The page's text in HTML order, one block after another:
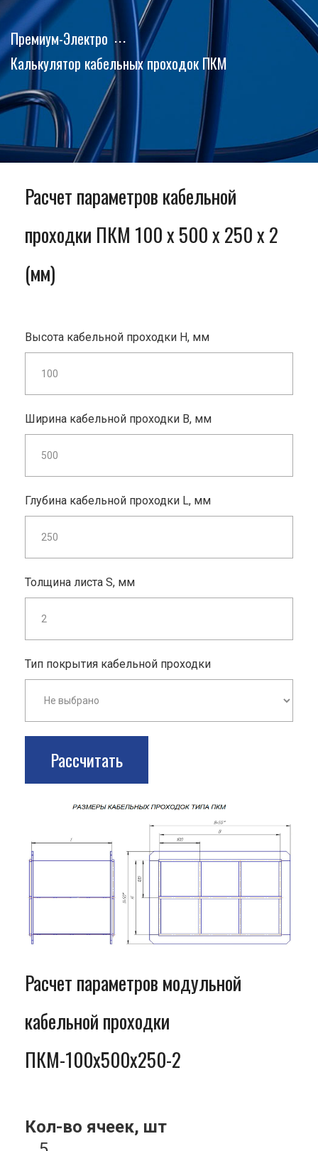
Премиум-Электро
Калькулятор кабельных проходок ПКМ
Расчет параметров кабельной
проходки ПКМ 100 x 500 x 250 x 2
(мм)
Высота кабельной проходки H, мм
Ширина кабельной проходки B, мм
Глубина кабельной проходки L, мм
Толщина листа S, мм
Тип покрытия кабельной проходки
Рассчитать
Расчет параметров модульной
кабельной проходки
ПКМ-100x500x250-2
Кол-во ячеек, шт